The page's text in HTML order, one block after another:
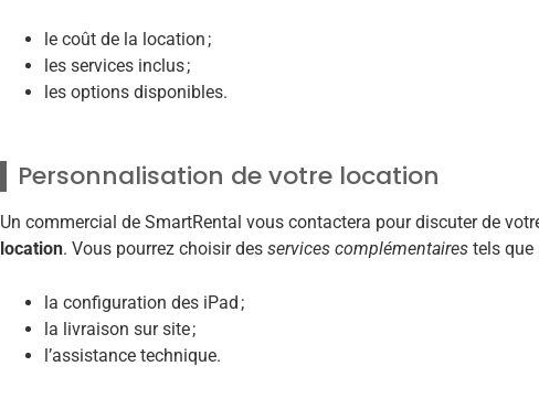
le coût de la location ;
les services inclus ;
les options disponibles.
Personnalisation de votre location
Un commercial de SmartRental vous contactera pour discuter de
location. Vous pourrez choisir des services complémentairestels que
la configuration des iPad ;
la livraison sur site ;
l’assistance technique.